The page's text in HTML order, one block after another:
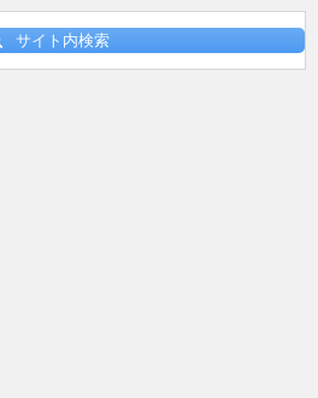
サイト内検索